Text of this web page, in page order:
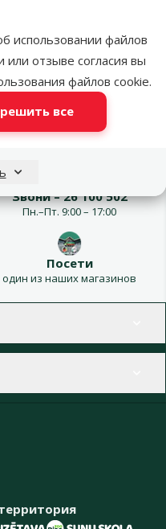
использовании файлов
отзыве согласия вы
файлов cookie.
все
в понедельник
корзину
Звони – 26 100 502
Пн.–Пт. 9:00 – 17:00
Посети
один из наших магазинов